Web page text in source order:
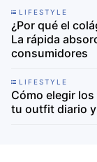
LIFESTYLE
¿Por qué el
La rápida
consumidores
LIFESTYLE
Cómo elegir
tu outfit diario